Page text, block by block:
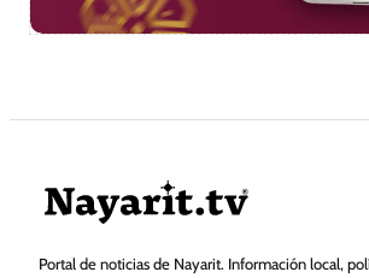
Portal de noticias de Nayarit. Información local,